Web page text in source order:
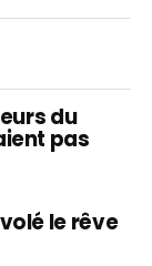
du
pas
le rêve